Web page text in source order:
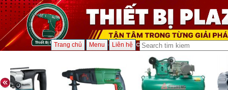
Trang chủ Menu Liên hệ